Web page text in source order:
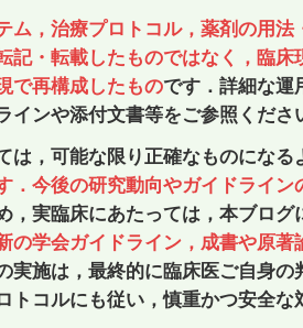
ム，治療プロトコル，薬剤の用
記・転載したものではなく，臨
で再構成したものです．詳細な運
ンや添付文書等をご参照くださ
，可能な限り正確なものになる
．今後の研究動向やガイドライ
，実臨床にあたっては，本ブロ
の学会ガイドライン，成書や原
施は，最終的に臨床医ご自身の
コルにも従い，慎重かつ安全な